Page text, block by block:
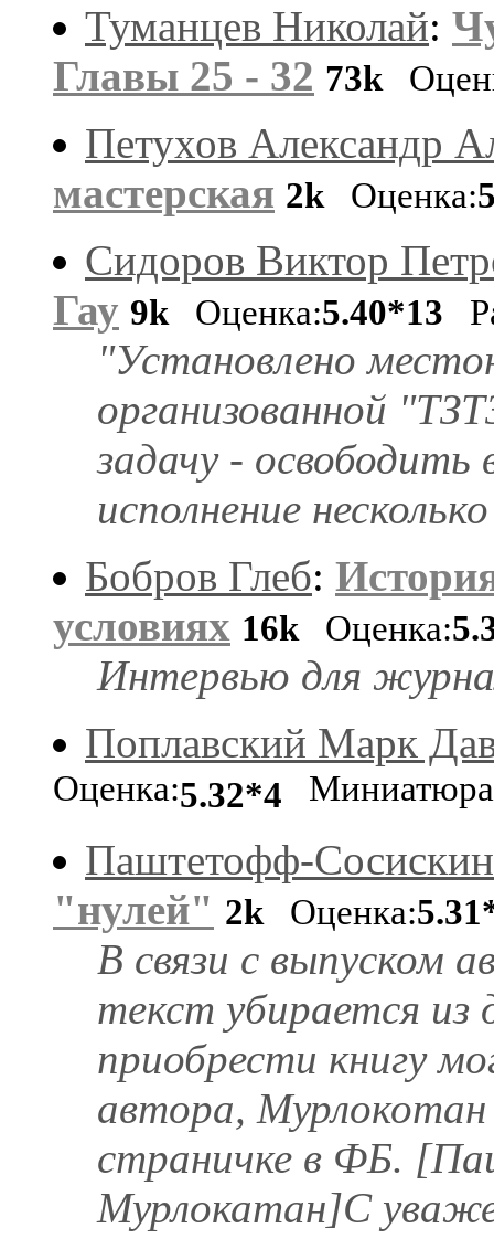
Туманцев Николай:
Главы 25 - 32 73k
Петухов Александр
мастерская 2k Оценка:
Сидоров Виктор
Гау 9k Оценка:5.40*13
"Установлено
организованной
задачу -
исполнение
Бобров Глеб:
условиях 16k Оценка:
Интервью для
Поплавский Марк
Оценка:5.32*4
Миниатюра
Паштетофф-
"нулей" 2k Оценка:
В связи с выпуском
текст убирается
приобрести книгу
автора,
страничке в ФБ.
Мурлокатан]С